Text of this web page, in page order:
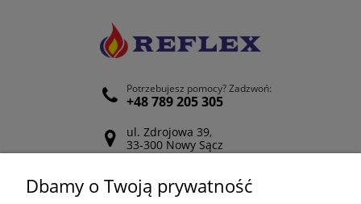
Potrzebujesz pomocy? Zadzwoń:
+48 789 205 305
ul. Zdrojowa 39,
33-300 Nowy Sącz
Odwiedź nasz Facebook
Dbamy o Twoją prywatność